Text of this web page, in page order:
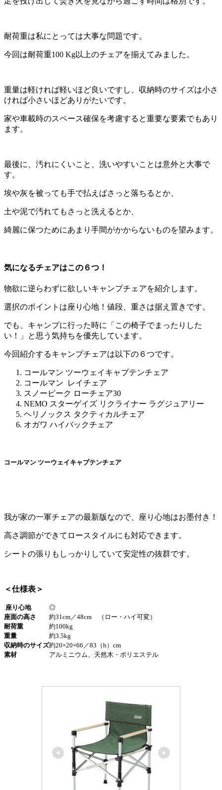
耐荷重は私にとっては大事な問題です。
今回は耐荷重100 Kg以上のチェアを揃えてみました。
重量は軽ければ軽いほど良いですし、収納時のサイズは小さ
ければ小さいほどありがたいです。
家や車載時のスペース確保を考慮すると重要な要素でもあり
ます。
最後に、汚れにくいこと、洗いやすいことは意外と大事で
す。
埃や灰を被っても手で払えばさっと落ちるとか、
土や泥で汚れてもさっと洗えるとか、
綺麗に保つためにあまり手間がかからないものを望みます。
気になるチェアはこの６つ！
物欲に逆らわずに欲しいキャンプチェアを紹介します。
選択のポイントは座り心地！値段、重さは据え置きです。
でも、キャンプに行った時に「この椅子でまったりした
い！」と思う気持ちを優先しています。
今回紹介するキャンプチェアは以下の６つです。
コールマン ツーウェイキャプテンチェア
コールマン レイチェア
スノーピーク ローチェア30
NEMO スターゲイズ リクライナー ラグジュアリー
ヘリノックス タクティカルチェア
オガワ ハイバックチェア
コールマン ツーウェイキャプテンチェア
我が家の一軍チェアの最新版なので、座り心地はお墨付き！
高さ調節ができてロースタイルにも対応できます。
シートの張りもしっかりしていて安定性の抜群です。
＜仕様表＞
座り心地
◎
座面の高さ
約31cm／48cm （ロー・ハイ可変）
耐荷重
約100kg
重量
約3.5kg
収納時のサイズ約20×20×66／83（h）cm
素材
アルミニウム、天然木・ポリエステル